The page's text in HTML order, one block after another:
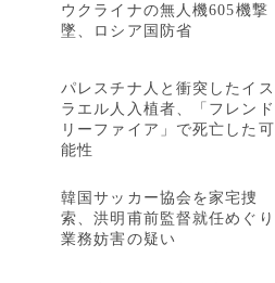
ウクライナの無人機605機撃
墜、ロシア国防省
パレスチナ人と衝突したイス
ラエル人入植者、「フレンド
リーファイア」で死亡した可
能性
韓国サッカー協会を家宅捜
索、洪明甫前監督就任めぐり
業務妨害の疑い